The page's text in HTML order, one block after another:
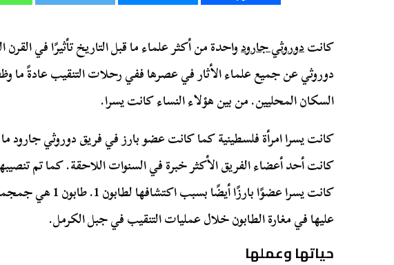
كانتدوروثي جارودواحدة من أكثر علماء ما قبل التاريخ تأثيرًا في
دوروثي عن جميع علماء الأثار في عصرها ففي رحلات التنقيب عادةً ما
السكان المحليين. من بين هؤلاء النساء كانت يسرا.
كانت أحد أعضاء الفريق الأكثر خبرة في السنوات اللاحقة. كما تم
كانت يسرا عضوًا بارزًا أيضًا
عليها في مغارة الطابون خلال عمليات التنقيب في جبل الكرمل.
حياتها وعملها